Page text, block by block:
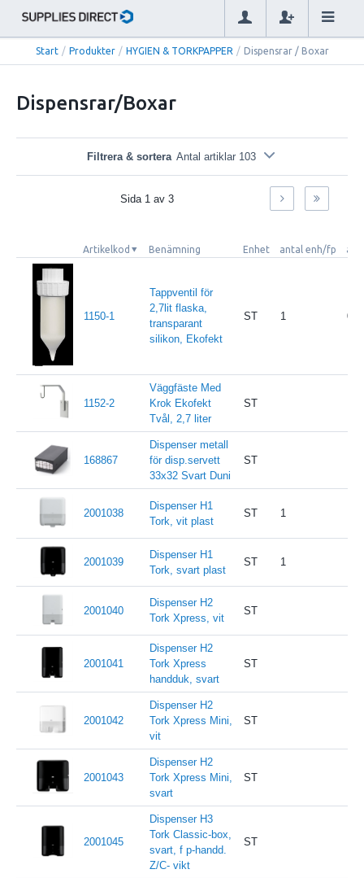
Start / Produkter / HYGIEN & TORKPAPPER / Dispensrar / Boxar
Dispensrar/Boxar
Filtrera & sortera Antal artiklar 103
Sida 1 av 3
Artikelkod Benämning Enhet antal enh/fp
1150-1
Tappventil för
2,7lit flaska,
transparant
silikon, Ekofekt
ST 1 0
1152-2
Väggfäste Med
Krok Ekofekt
Tvål, 2,7 liter
ST
168867
Dispenser metall
för disp.servett
33x32 Svart Duni
ST
2001038
Dispenser H1
Tork, vit plast
ST 1
2001039
Dispenser H1
Tork, svart plast
ST 1
2001040
Dispenser H2
Tork Xpress, vit
ST
2001041
Dispenser H2
Tork Xpress
handduk, svart
ST
2001042
Dispenser H2
Tork Xpress Mini,
vit
ST
2001043
Dispenser H2
Tork Xpress Mini,
svart
ST
2001045
Dispenser H3
Tork Classic-box,
svart, f p-handd.
Z/C- vikt
ST